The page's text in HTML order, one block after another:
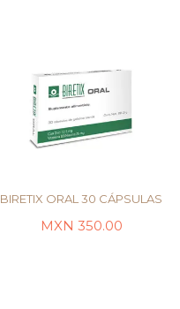
BIRETIX ORAL 30 CÁPSULAS
350.00